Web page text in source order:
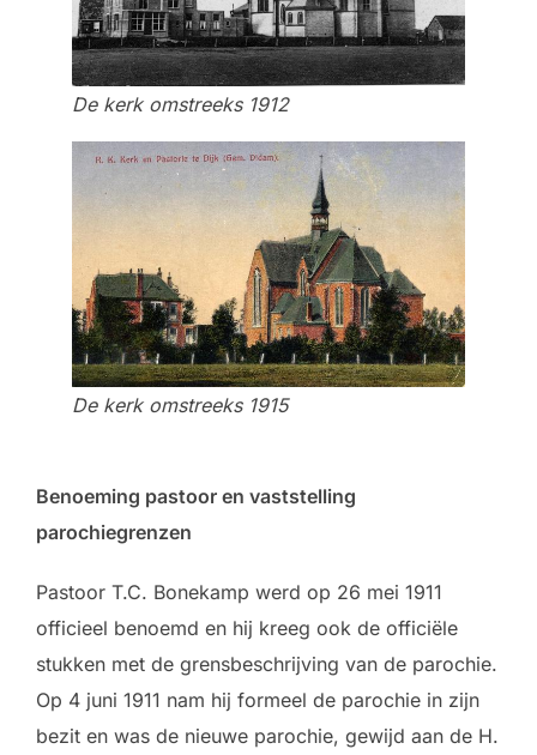
De kerk omstreeks 1912
De kerk omstreeks 1915
Benoeming pastoor en vaststelling
parochiegrenzen
Pastoor T.C. Bonekamp werd op 26 mei 1911
officieel benoemd en hij kreeg ook de officiële
stukken met de grensbeschrijving van de parochie.
Op 4 juni 1911 nam hij formeel de parochie in zijn
bezit en was de nieuwe parochie, gewijd aan de H.